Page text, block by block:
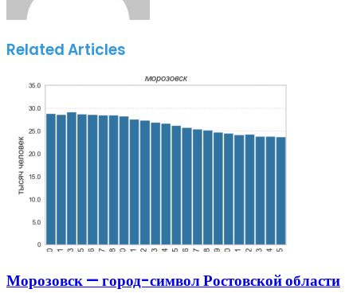
Related Articles
Морозовск — город-символ Ростовской области